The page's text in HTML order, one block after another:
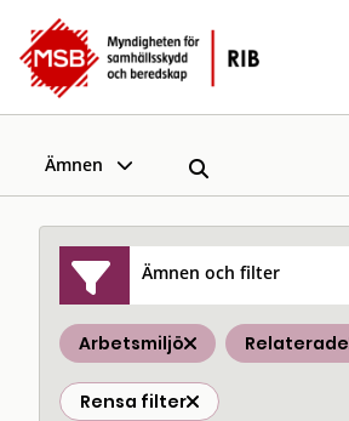
Ämnen
Ämnen och filter
Arbetsmiljö Relaterade
Rensa filter